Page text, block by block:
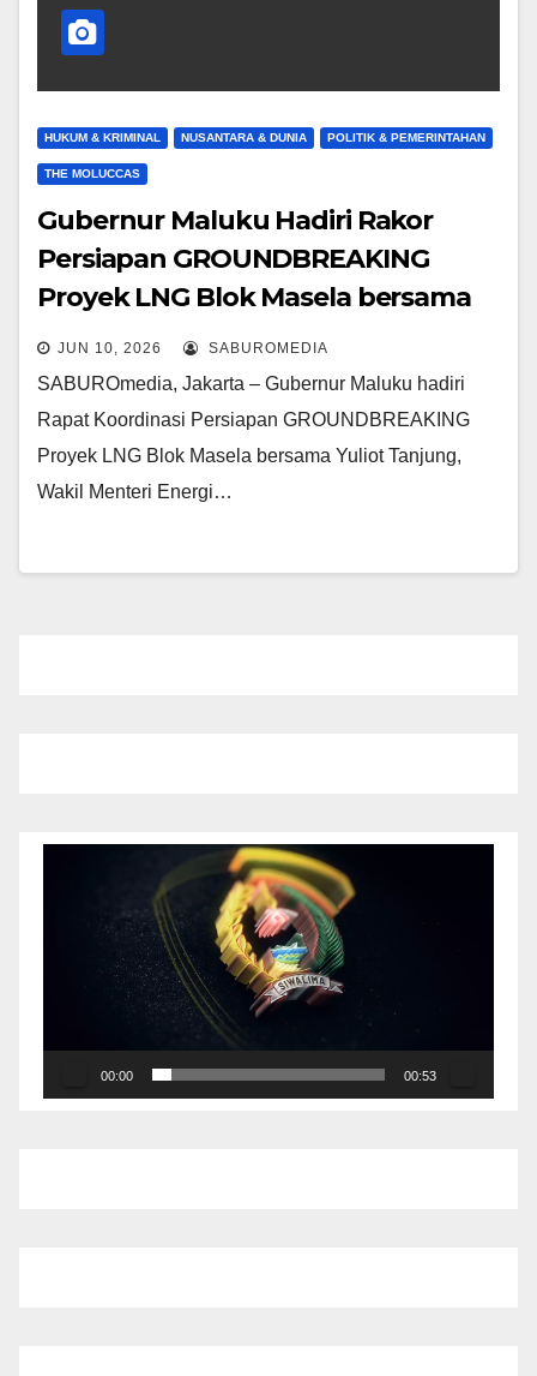
HUKUM & KRIMINAL NUSANTARA & DUNIA POLITIK & PEMERINTAHAN
THE MOLUCCAS
Gubernur Maluku Hadiri Rakor
Persiapan GROUNDBREAKING
Proyek LNG Blok Masela bersama
Wamen ESDM
JUN 10, 2026 SABUROMEDIA
SABUROmedia, Jakarta – Gubernur Maluku hadiri
Rapat Koordinasi Persiapan GROUNDBREAKING
Proyek LNG Blok Masela bersama Yuliot Tanjung,
Wakil Menteri Energi…
00:00 00:53